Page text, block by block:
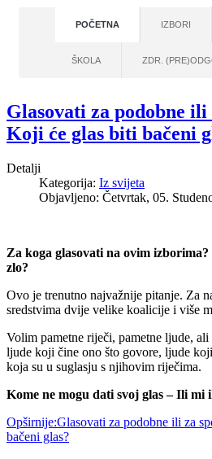
POČETNA IZBORI
ŠKOLA ZDR.
Glasovati za podobne ili
Koji će glas biti bačeni
Detalji
Kategorija: Iz svijeta
Objavljeno: Četvrtak, 05.
Za koga glasovati na ovim
zlo?
Ovo je trenutno najvažnije pitanje. Za
sredstvima dvije velike koalicije i više
Volim pametne riječi, pametne ljude,
ljude koji čine ono što govore, ljude
koja su u suglasju s njihovim riječima.
Kome ne mogu dati svoj glas – Ili mi
Opširnije:Glasovati za podobne ili za
bačeni glas?